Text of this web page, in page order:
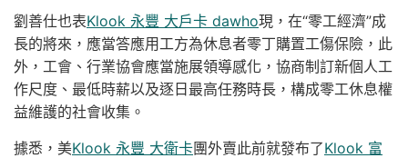
劉善仕也表Klook 永豐 大戶卡 dawho現，在“零工經濟”成
長的將來，應當答應用工方為休息者零丁購置工傷保險，此
外，工會、行業協會應當施展領導感化，協商制訂新個人工
作尺度、最低時薪以及逐日最高任務時長，構成零工休息權
益維護的社會收集。
據悉，美Klook 永豐 大衛卡團外賣此前就發布了Klook 富